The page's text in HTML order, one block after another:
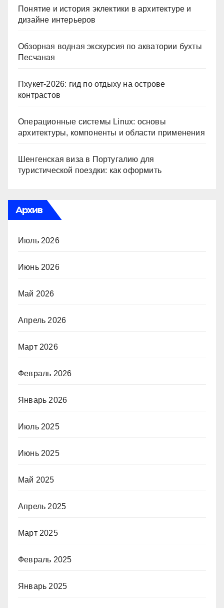
Понятие и история эклектики в архитектуре и
дизайне интерьеров
Обзорная водная экскурсия по акватории бухты
Песчаная
Пхукет-2026: гид по отдыху на острове
контрастов
Операционные системы Linux: основы
архитектуры, компоненты и области применения
Шенгенская виза в Португалию для
туристической поездки: как оформить
Архив
Июль 2026
Июнь 2026
Май 2026
Апрель 2026
Март 2026
Февраль 2026
Январь 2026
Июль 2025
Июнь 2025
Май 2025
Апрель 2025
Март 2025
Февраль 2025
Январь 2025